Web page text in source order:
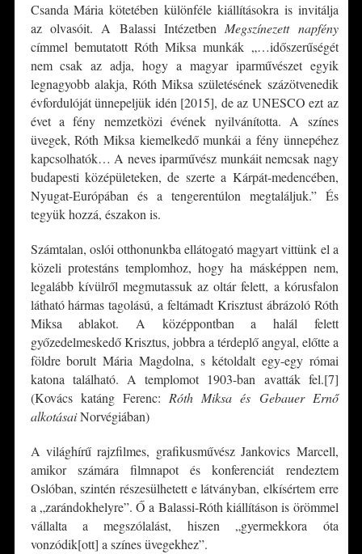
Csanda Mária kötetében különféle kiállításokra is invitálja
az olvasóit. A Balassi IntézetbenMegszínezett napfény
címmel bemutatott Róth Miksa munkák „…időszerűségét
nem csak az adja, hogy a magyar iparművészet egyik
legnagyobb alakja, Róth Miksa születésének százötvenedik
évfordulóját ünnepeljük idén [2015], de az UNESCO ezt az
évet a fény nemzetközi évének nyilvánította. A színes
üvegek, Róth Miksa kiemelkedő munkái a fény ünnepéhez
kapcsolhatók… A neves iparművész munkáit nemcsak nagy
budapesti középületeken, de szerte a Kárpát-medencében,
Nyugat-Európában és a tengerentúlon megtaláljuk.” És
tegyük hozzá, északon is.
Számtalan, oslói otthonunkba ellátogató magyart vittünk el a
közeli protestáns templomhoz, hogy ha másképpen nem,
legalább kívülről megmutassuk az oltár felett, a kórusfalon
látható hármas tagolású, a feltámadt Krisztust ábrázoló Róth
Miksa ablakot. A középpontban a halál felett
győzedelmeskedő Krisztus, jobbra a térdeplő angyal, előtte a
földre borult Mária Magdolna, s kétoldalt egy-egy római
katona található. A templomot 1903-ban avatták fel.[7]
(Kovács katáng Ferenc:Róth Miksa és Gebauer Ernő
alkotásaiNorvégiában)
A világhírű rajzfilmes, grafikusművész Jankovics Marcell,
amikor számára filmnapot és konferenciát rendeztem
Oslóban, szintén részesülhetett e látványban, elkísértem erre
a „zarándokhelyre”. Ő a Balassi-Róth kiállításon is örömmel
vállalta a megszólalást, hiszen „gyermekkora óta
vonzódik[ott] a színes üvegekhez”.